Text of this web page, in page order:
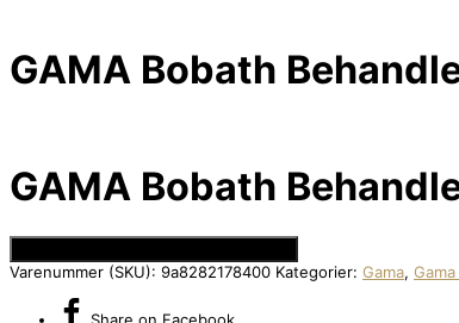
GAMA Bobath
GAMA Bobath
Varenummer (SKU): 9a8282178400 Kategorier: Gama,
Share on Facebook